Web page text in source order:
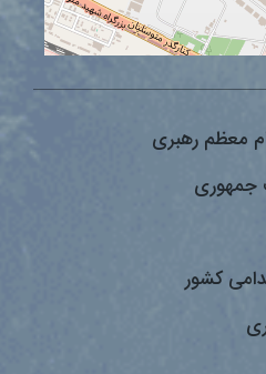
معظم رهبری
جمهوری
کشور